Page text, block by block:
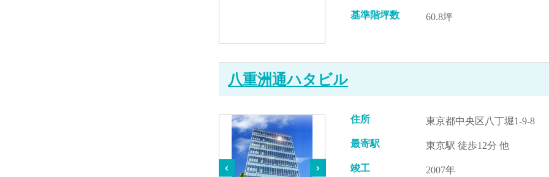
基準階坪数 60.8坪
八重洲通ハタビル
住所 東京都中央区八丁堀1-9-8
最寄駅 東京駅 徒歩12分 他
竣工 2007年